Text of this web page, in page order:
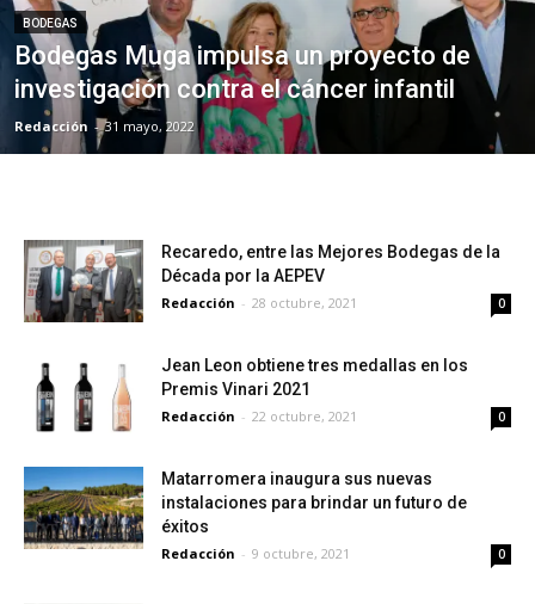
BODEGAS
Bodegas Muga impulsa un proyecto de
investigación contra el cáncer infantil
Redacción - 31 mayo, 2022
Recaredo, entre las Mejores Bodegas de la
Década por la AEPEV
Redacción - 28 octubre, 2021 0
Jean Leon obtiene tres medallas en los
Premis Vinari 2021
Redacción - 22 octubre, 2021 0
Matarromera inaugura sus nuevas
instalaciones para brindar un futuro de
éxitos
Redacción - 9 octubre, 2021 0